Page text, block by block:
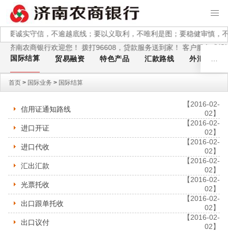
要诚实守信，不逾越底线；要以义取利，不唯利是图；要稳健审慎
济南农商银行欢迎您！ 拨打96608，贷款服务送到家！ 客户服务或投
国际结算
贸易融资 特色产品 汇款路线 外汇账户
首页 > 国际业务 > 国际结算
信用证通知路线
【2016-02-
02】
进口开证
【2016-02-
02】
进口代收
【2016-02-
02】
汇出汇款
【2016-02-
02】
光票托收
【2016-02-
02】
出口跟单托收
【2016-02-
02】
出口议付
【2016-02-
02】